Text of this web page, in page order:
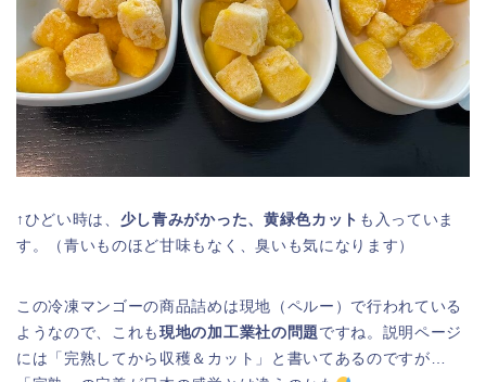
↑ひどい時は、 少し青みがかった、黄緑色カット も入っていま
す。（青いものほど甘味もなく、臭いも気になります）
この冷凍マンゴーの商品詰めは現地（ペルー）で行われている
ようなので、これも現地の加工業社の問題 ですね。説明ページ
には「完熟してから収穫＆カット」と書いてあるのですが…